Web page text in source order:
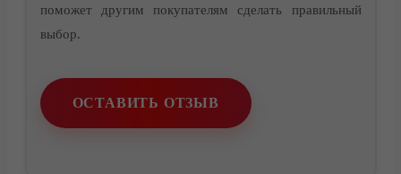
поможет другим покупателям сделать правильный
выбор.
ОСТАВИТЬ ОТЗЫВ